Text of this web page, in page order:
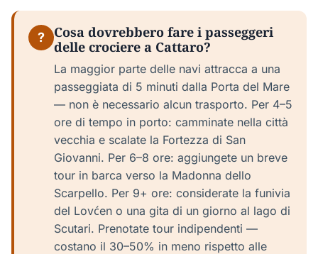
?
Cosa dovrebbero fare i passeggeri
delle crociere a Cattaro?
La maggior parte delle navi attracca a una
passeggiata di 5 minuti dalla Porta del Mare
— non è necessario alcun trasporto. Per 4–5
ore di tempo in porto: camminate nella città
vecchia e scalate la Fortezza di San
Giovanni. Per 6–8 ore: aggiungete un breve
tour in barca verso la Madonna dello
Scarpello. Per 9+ ore: considerate la funivia
del Lovćen o una gita di un giorno al lago di
Scutari. Prenotate tour indipendenti —
costano il 30–50% in meno rispetto alle